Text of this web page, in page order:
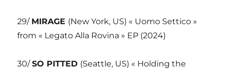
29/ MIRAGE (New York, US) « Uomo Settico »
from « Legato Alla Rovina » EP (2024)
30/SO PITTED (Seattle, US) « Holding the